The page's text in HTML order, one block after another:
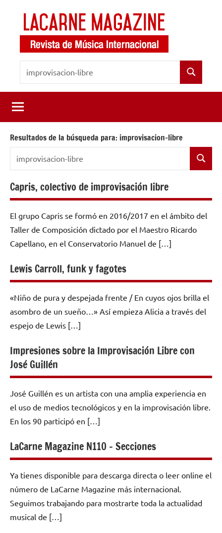
contenido
LaCarne
Magazine
de
música
internacional
Buscar:
Buscar
Resultados de la búsqueda para: improvisacion-libre
Buscar
Capris, colectivo de improvisación libre
El grupo Capris se formó en 2016/2017 en el ámbito del
Taller de Composición dictado por el Maestro Ricardo
Capellano, en el Conservatorio Manuel de […]
Lewis Carroll, funk y fagotes
«Niño de pura y despejada frente / En cuyos ojos brilla el
asombro de un sueño…» Así empieza Alicia a través del
espejo de Lewis […]
Impresiones sobre la Improvisación Libre con
José Guillén
José Guillén es un artista con una amplia experiencia en
el uso de medios tecnológicos y en la improvisación libre.
En los 90 participó en […]
LaCarne Magazine N110 – Secciones
Ya tienes disponible para descarga directa o leer online el
número de LaCarne Magazine más internacional.
Seguimos trabajando para mostrarte toda la actualidad
musical de […]